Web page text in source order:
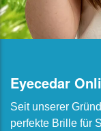
Eyecedar
Seit unserer
perfekte Brille für